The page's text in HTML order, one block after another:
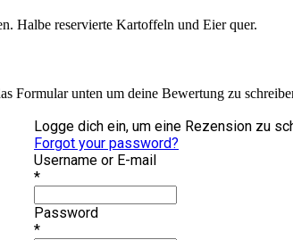
Halbe reservierte Kartoffeln und Eier quer.
Formular unten um deine Bewertung zu
Logge dich ein, um eine Rezension zu
Forgot your password?
Username or E-mail
*
Password
*